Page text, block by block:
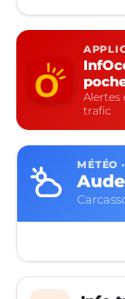
Alertes
trafic
MÉTÉO
Aude